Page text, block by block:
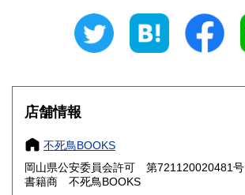
300円 富山県
300円 福井県
300円
岐阜県
愛知県
滋賀県 300円
店舗情報
不死鳥BOOKS
岡山県公安委員会許可 第721120020481号
書籍商 不死鳥BOOKS